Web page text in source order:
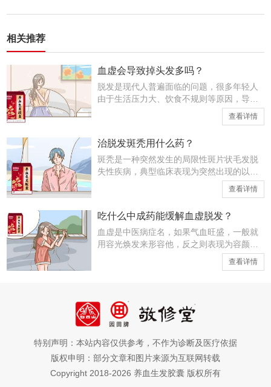
相关推荐
血虚会导致掉头发多吗？
脱发是现代人普遍面临的问题，很多年轻人
由于生活压力大、饮食不规则等原因，导致
头发变薄、掉落。从中医角度来看，脱发的
锅不在于头皮，而在于身体内部出现了问
细了解一下吧
查看详情
治脱发斑秃用什么药？
斑秃是一种突然发生的局限性斑片状毛发脱
失性疾病，典型临床表现为突然出现的以圆
形为主、边界清晰、直径1—10厘米、数目
不等的脱发区，脱发处皮肤光滑，无炎症、
大家说明。中
查看详情
吃什么中成药能缓解血虚脱发？
血虚是中医病症名，如果气血旺盛，一般就
用容光焕发来形容他，反之则表现为容颜不
悦，甚至头发大量干枯脱落，那么吃什么中
成药能缓解血虚脱发?这就来了解一下。血虚
查看详情
特别声明：本站内容仅供参考，不作为诊断及医疗依据
版权申明：部分文章和图片来源为互联网转载
Copyright 2018-2026 养血生发胶囊 版权所有